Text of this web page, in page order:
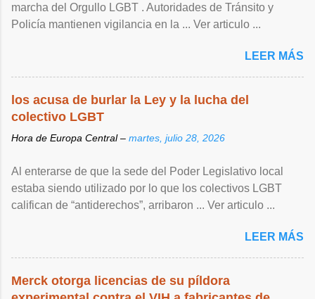
marcha del Orgullo LGBT . Autoridades de Tránsito y
Policía mantienen vigilancia en la ... Ver articulo ...
LEER MÁS
los acusa de burlar la Ley y la lucha del
colectivo LGBT
Hora de Europa Central – martes, julio 28, 2026
Al enterarse de que la sede del Poder Legislativo local
estaba siendo utilizado por lo que los colectivos LGBT
califican de “antiderechos”, arribaron ... Ver articulo ...
LEER MÁS
Merck otorga licencias de su píldora